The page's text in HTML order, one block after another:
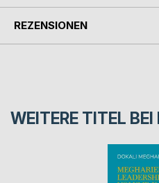
REZENSIONEN
WEITERE TITEL BEI